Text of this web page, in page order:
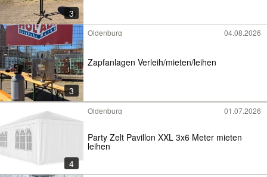
3
3
Oldenburg 04.08.2026
Zapfanlagen Verleih/mieten/leihen
4
Oldenburg 01.07.2026
Party Zelt Pavillon XXL 3x6 Meter mieten
leihen